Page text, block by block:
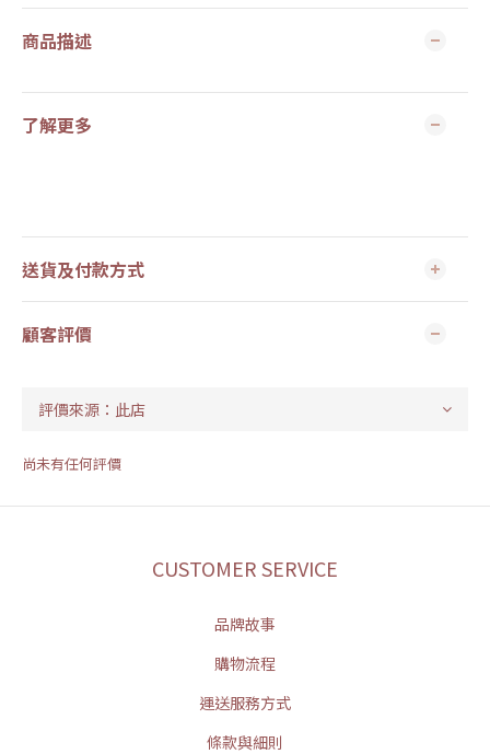
商品描述
了解更多
送貨及付款方式
顧客評價
尚未有任何評價
CUSTOMER SERVICE
品牌故事
購物流程
運送服務方式
條款與細則